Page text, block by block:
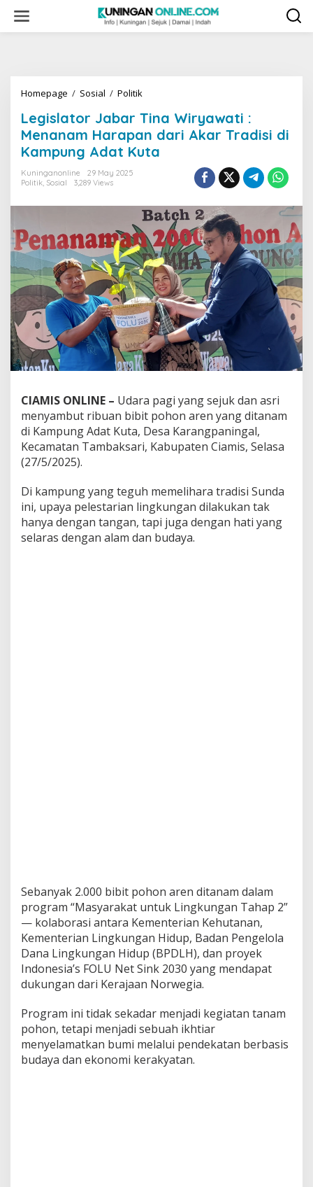
content
Homepage / Sosial / Politik
Tina
Wiryawati
:
Menanam
Tradisi
di
Kampung
Adat
Kuta
Legislator Jabar Tina Wiryawati :
Menanam Harapan dari Akar Tradisi di
Kampung Adat Kuta
Kuninganonline
29 May 2025
Politik, Sosial 3,289 Views
CIAMIS ONLINE – Udara pagi yang sejuk dan asri
menyambut ribuan bibit pohon aren yang ditanam
di Kampung Adat Kuta, Desa Karangpaningal,
Kecamatan Tambaksari, Kabupaten Ciamis, Selasa
(27/5/2025).
Di kampung yang teguh memelihara tradisi Sunda
ini, upaya pelestarian lingkungan dilakukan tak
hanya dengan tangan, tapi juga dengan hati yang
selaras dengan alam dan budaya.
Sebanyak 2.000 bibit pohon aren ditanam dalam
program “Masyarakat untuk Lingkungan Tahap 2”
— kolaborasi antara Kementerian Kehutanan,
Kementerian Lingkungan Hidup, Badan Pengelola
Dana Lingkungan Hidup (BPDLH), dan proyek
Indonesia’s FOLU Net Sink 2030 yang mendapat
dukungan dari Kerajaan Norwegia.
Program ini tidak sekadar menjadi kegiatan tanam
pohon, tetapi menjadi sebuah ikhtiar
menyelamatkan bumi melalui pendekatan berbasis
budaya dan ekonomi kerakyatan.